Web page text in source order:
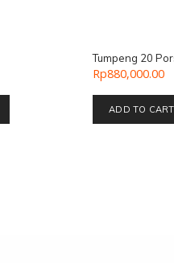
Tumpeng 20
Rp880,000.00
ADD TO CART